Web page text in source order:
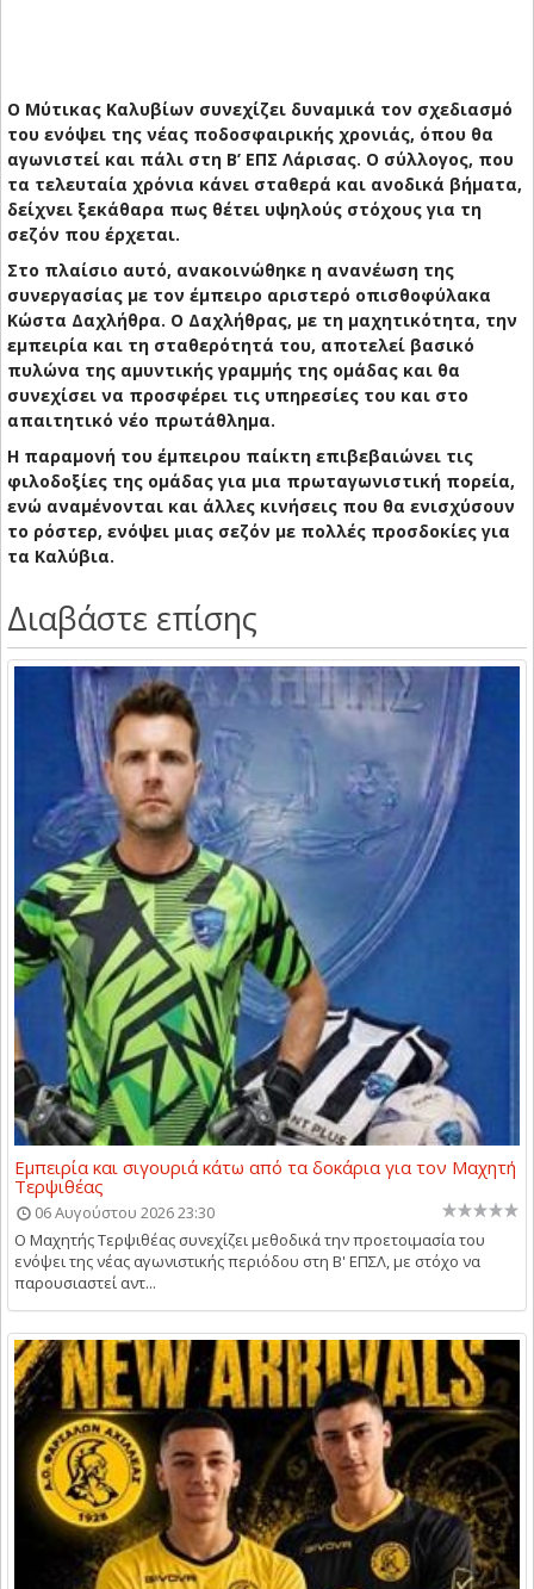
Ο Μύτικας Καλυβίων συνεχίζει δυναμικά τον σχεδιασμό
του ενόψει της νέας ποδοσφαιρικής χρονιάς, όπου θα
αγωνιστεί και πάλι στη Β’ ΕΠΣ Λάρισας. Ο σύλλογος, που
τα τελευταία χρόνια κάνει σταθερά και ανοδικά βήματα,
δείχνει ξεκάθαρα πως θέτει υψηλούς στόχους για τη
σεζόν που έρχεται.
Στο πλαίσιο αυτό, ανακοινώθηκε η ανανέωση της
συνεργασίας με τον έμπειρο αριστερό οπισθοφύλακα
Κώστα Δαχλήθρα. Ο Δαχλήθρας, με τη μαχητικότητα, την
εμπειρία και τη σταθερότητά του, αποτελεί βασικό
πυλώνα της αμυντικής γραμμής της ομάδας και θα
συνεχίσει να προσφέρει τις υπηρεσίες του και στο
απαιτητικό νέο πρωτάθλημα.
Η παραμονή του έμπειρου παίκτη επιβεβαιώνει τις
φιλοδοξίες της ομάδας για μια πρωταγωνιστική πορεία,
ενώ αναμένονται και άλλες κινήσεις που θα ενισχύσουν
το ρόστερ, ενόψει μιας σεζόν με πολλές προσδοκίες για
τα Καλύβια.
Διαβάστε επίσης
Εμπειρία και σιγουριά κάτω από τα δοκάρια για τον Μαχητή
Τερψιθέας
06 Αυγούστου 2026 23:30
Ο Μαχητής Τερψιθέας συνεχίζει μεθοδικά την προετοιμασία του
ενόψει της νέας αγωνιστικής περιόδου στη Β' ΕΠΣΛ, με στόχο να
παρουσιαστεί αντ...